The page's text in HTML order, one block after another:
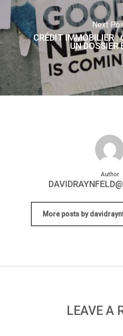
Next
CRÉDIT IMMOBILIER :
UN DOSSIER
Author
More posts by
LEAVE A